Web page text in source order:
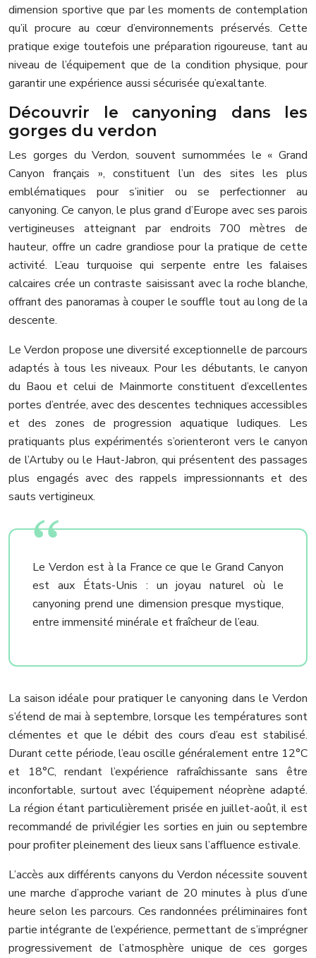
dimension sportive que par les moments de contemplation
qu’il procure au cœur d’environnements préservés. Cette
pratique exige toutefois une préparation rigoureuse, tant au
niveau de l’équipement que de la condition physique, pour
garantir une expérience aussi sécurisée qu’exaltante.
Découvrir le canyoning dans les
gorges du verdon
Les gorges du Verdon, souvent surnommées le « Grand
Canyon français », constituent l’un des sites les plus
emblématiques pour s’initier ou se perfectionner au
canyoning. Ce canyon, le plus grand d’Europe avec ses parois
vertigineuses atteignant par endroits 700 mètres de
hauteur, offre un cadre grandiose pour la pratique de cette
activité. L’eau turquoise qui serpente entre les falaises
calcaires crée un contraste saisissant avec la roche blanche,
offrant des panoramas à couper le souffle tout au long de la
descente.
Le Verdon propose une diversité exceptionnelle de parcours
adaptés à tous les niveaux. Pour les débutants, le canyon
du Baou et celui de Mainmorte constituent d’excellentes
portes d’entrée, avec des descentes techniques accessibles
et des zones de progression aquatique ludiques. Les
pratiquants plus expérimentés s’orienteront vers le canyon
de l’Artuby ou le Haut-Jabron, qui présentent des passages
plus engagés avec des rappels impressionnants et des
sauts vertigineux.
Le Verdon est à la France ce que le Grand Canyon
est aux États-Unis : un joyau naturel où le
canyoning prend une dimension presque mystique,
entre immensité minérale et fraîcheur de l’eau.
La saison idéale pour pratiquer le canyoning dans le Verdon
s’étend de mai à septembre, lorsque les températures sont
clémentes et que le débit des cours d’eau est stabilisé.
Durant cette période, l’eau oscille généralement entre 12°C
et 18°C, rendant l’expérience rafraîchissante sans être
inconfortable, surtout avec l’équipement néoprène adapté.
La région étant particulièrement prisée en juillet-août, il est
recommandé de privilégier les sorties en juin ou septembre
pour profiter pleinement des lieux sans l’affluence estivale.
L’accès aux différents canyons du Verdon nécessite souvent
une marche d’approche variant de 20 minutes à plus d’une
heure selon les parcours. Ces randonnées préliminaires font
partie intégrante de l’expérience, permettant de s’imprégner
progressivement de l’atmosphère unique de ces gorges